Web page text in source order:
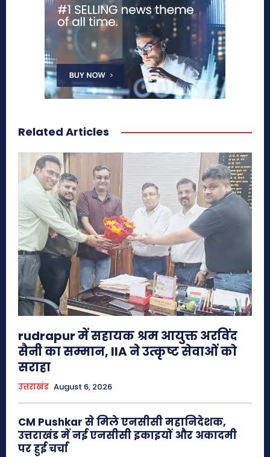
Related Articles
rudrapur में सहायक श्रम आयुक्त अरविंद
सैनी का सम्मान, IIA ने उत्कृष्ट सेवाओं को
सराहा
उत्तराखंड August 6, 2026
CM Pushkar से मिले एनसीसी महानिदेशक,
उत्तराखंड में नई एनसीसी इकाइयों और अकादमी
पर हुई चर्चा